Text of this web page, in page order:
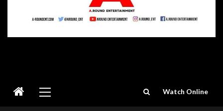
Menu
Watch Online